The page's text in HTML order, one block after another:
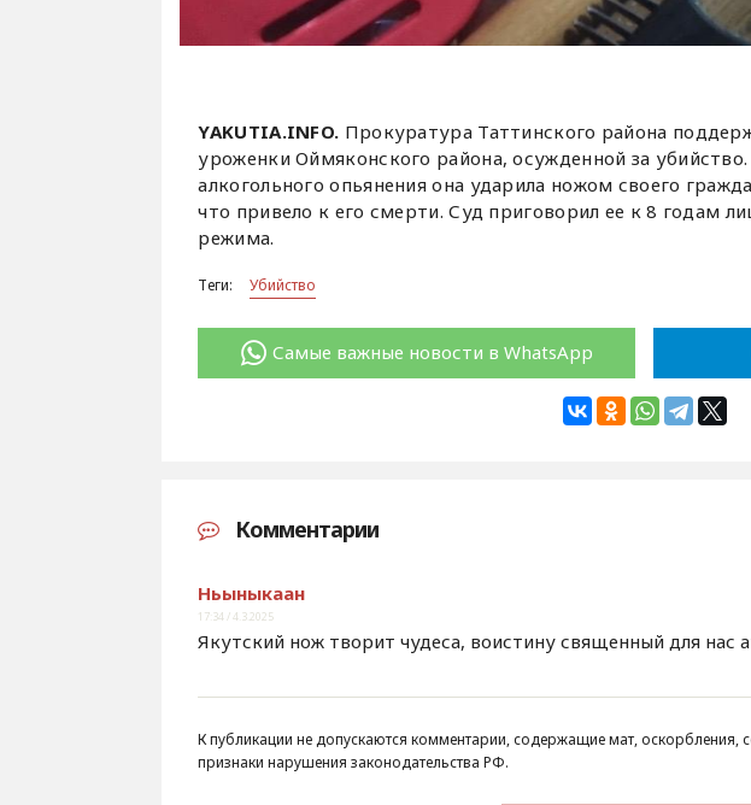
YAKUTIA.INFO. Прокуратура Таттинского района
уроженки Оймяконского района, осужденной за
алкогольного опьянения она ударила ножом своего
что привело к его смерти. Суд приговорил ее к 8 годам
режима.
Теги: Убийство
Самые важные новости в WhatsApp
Комментарии
Ньыныкаан
17:34 / 4.3.2025
Якутский нож творит чудеса, воистину священный для нас
К публикации не допускаются комментарии, содержащие мат, оскорбления,
признаки нарушения законодательства РФ.